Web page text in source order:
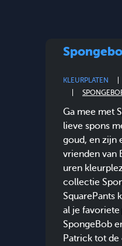
KLEURPLATEN
Ga mee met
lieve spons
goud, en zijn
vrienden van
uren
collectie
SquarePants
al je favoriete
SpongeBob
Patrick tot